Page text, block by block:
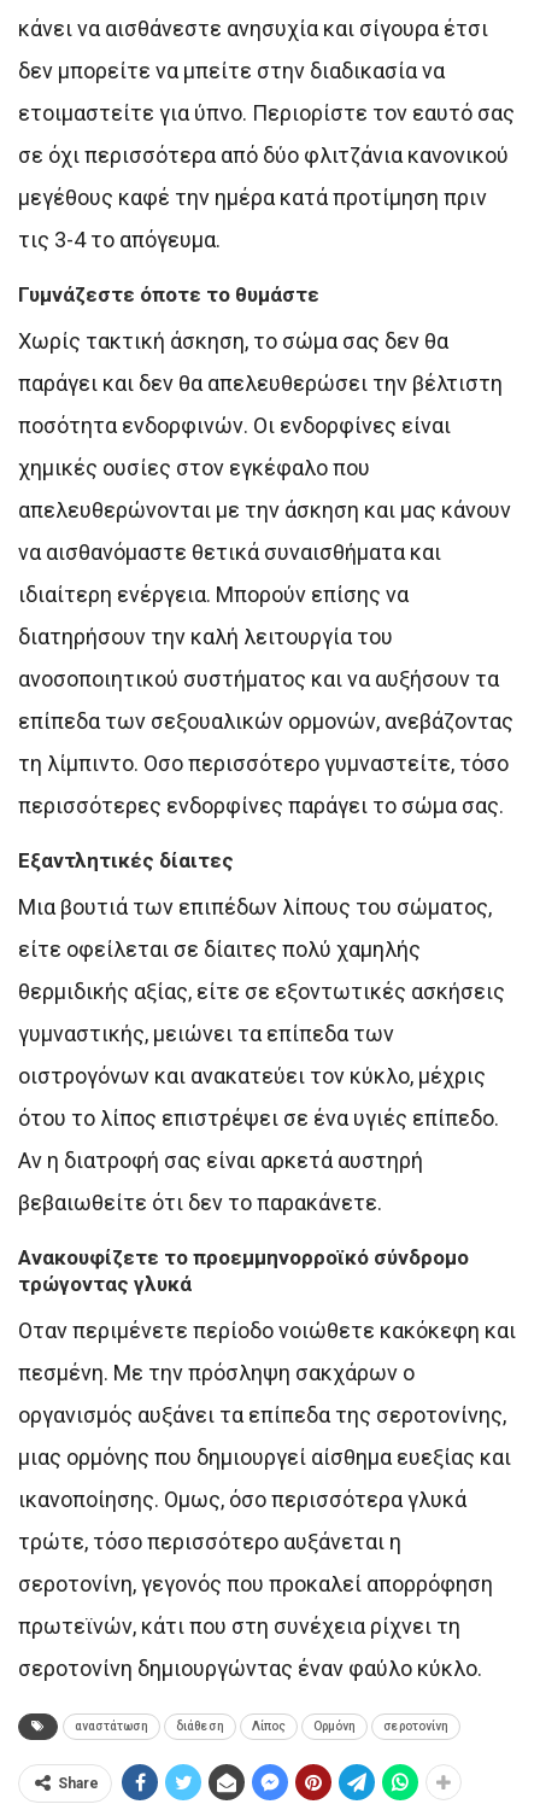
κάνει να αισθάνεστε ανησυχία και σίγουρα έτσι
δεν μπορείτε να μπείτε στην διαδικασία να
ετοιμαστείτε για ύπνο. Περιορίστε τον εαυτό σας
σε όχι περισσότερα από δύο φλιτζάνια κανονικού
μεγέθους καφέ την ημέρα κατά προτίμηση πριν
τις 3-4 το απόγευμα.
Γυμνάζεστε όποτε το θυμάστε
Χωρίς τακτική άσκηση, το σώμα σας δεν θα
παράγει και δεν θα απελευθερώσει την βέλτιστη
ποσότητα ενδορφινών. Οι ενδορφίνες είναι
χημικές ουσίες στον εγκέφαλο που
απελευθερώνονται με την άσκηση και μας κάνουν
να αισθανόμαστε θετικά συναισθήματα και
ιδιαίτερη ενέργεια. Μπορούν επίσης να
διατηρήσουν την καλή λειτουργία του
ανοσοποιητικού συστήματος και να αυξήσουν τα
επίπεδα των σεξουαλικών ορμονών, ανεβάζοντας
τη λίμπιντο. Οσο περισσότερο γυμναστείτε, τόσο
περισσότερες ενδορφίνες παράγει το σώμα σας.
Εξαντλητικές δίαιτες
Μια βουτιά των επιπέδων λίπους του σώματος,
είτε οφείλεται σε δίαιτες πολύ χαμηλής
θερμιδικής αξίας, είτε σε εξοντωτικές ασκήσεις
γυμναστικής, μειώνει τα επίπεδα των
οιστρογόνων και ανακατεύει τον κύκλο, μέχρις
ότου το λίπος επιστρέψει σε ένα υγιές επίπεδο.
Αν η διατροφή σας είναι αρκετά αυστηρή
βεβαιωθείτε ότι δεν το παρακάνετε.
Ανακουφίζετε το προεμμηνορροϊκό σύνδρομο
τρώγοντας γλυκά
Οταν περιμένετε περίοδο νοιώθετε κακόκεφη και
πεσμένη. Με την πρόσληψη σακχάρων ο
οργανισμός αυξάνει τα επίπεδα της σεροτονίνης,
μιας ορμόνης που δημιουργεί αίσθημα ευεξίας και
ικανοποίησης. Ομως, όσο περισσότερα γλυκά
τρώτε, τόσο περισσότερο αυξάνεται η
σεροτονίνη, γεγονός που προκαλεί απορρόφηση
πρωτεϊνών, κάτι που στη συνέχεια ρίχνει τη
σεροτονίνη δημιουργώντας έναν φαύλο κύκλο.
αναστάτωση διάθεση Λίπος Ορμόνη σεροτονίνη
Share